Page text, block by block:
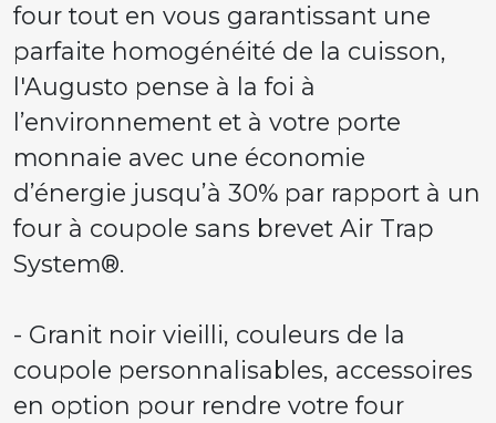
four tout en vous garantissant une
parfaite homogénéité de la cuisson,
l'Augusto pense à la foi à
l’environnement et à votre porte
monnaie avec une économie
d’énergie jusqu’à 30% par rapport à un
four à coupole sans brevet Air Trap
System®.
- Granit noir vieilli, couleurs de la
coupole personnalisables, accessoires
en option pour rendre votre four